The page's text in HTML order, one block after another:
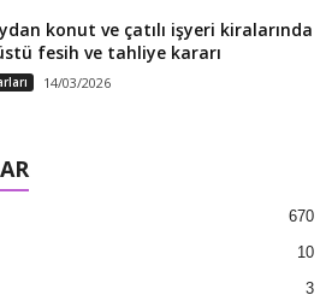
konut ve çatılı işyeri kiralarında
fesih ve tahliye kararı
14/03/2026
670
10
3